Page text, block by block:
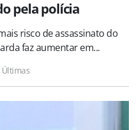
pela polícia
risco de assassinato do
faz aumentar em...
Últimas